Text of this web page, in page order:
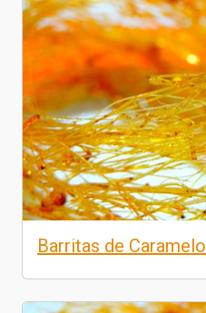
Barritas de Caramelo